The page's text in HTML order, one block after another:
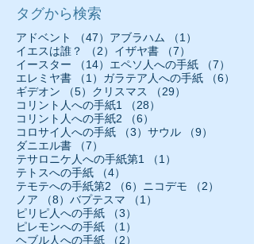
タグから検索
アドベント （47） 47件の記事
アブラハム （1）
イエスは誰？
（2） 2件の記事
イザヤ書 （7）
イースター
（14） 14件の記事
エペソ人への手紙 （7）
エレミヤ書
（1） 1件の記事
ガラテア人への手紙 （6）
ギデオン
（5） 5件の記事
クリスマス （29）
コリント人への手紙1
（28）
コリント人への手紙2
（6）
コロサイ人への手紙
（3） 3件の記事
サウル （9）
ダニエル書
（7）
テサロニケ人への手紙第1
（1）
テトスへの手紙
（4）
テモテへの手紙第2
（6） 6件の記事
ニコデモ （2）
ノア
（8） 8件の記事
バプテスマ （1）
ピリピ人への手紙
（3）
ピレモンへの手紙
（1）
ヘブル人への手紙
（2）